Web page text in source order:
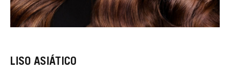
LISO ASIÁTICO